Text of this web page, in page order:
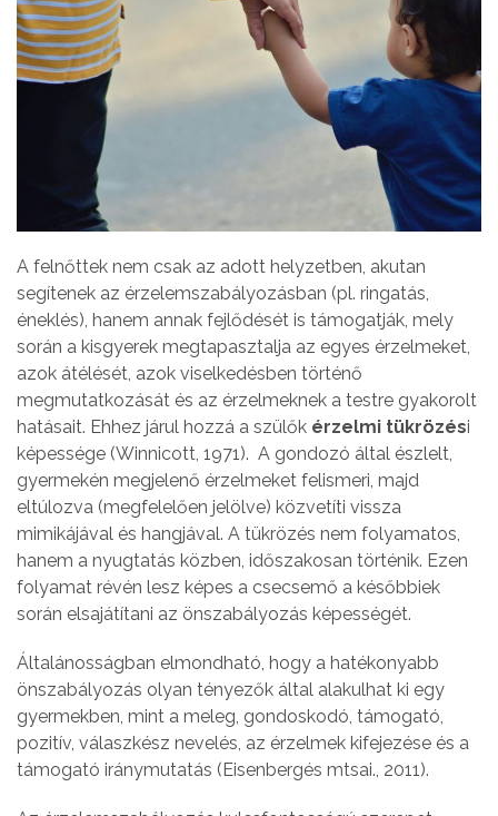
A felnőttek nem csak az adott helyzetben, akutan
segítenek az érzelemszabályozásban (pl. ringatás,
éneklés), hanem annak fejlődését is támogatják, mely
során a kisgyerek megtapasztalja az egyes érzelmeket,
azok átélését, azok viselkedésben történő
megmutatkozását és az érzelmeknek a testre gyakorolt
hatásait. Ehhez járul hozzá a szülők érzelmi tükrözési
képessége (Winnicott, 1971). A gondozó által észlelt,
gyermekén megjelenő érzelmeket felismeri, majd
eltúlozva (megfelelően jelölve) közvetíti vissza
mimikájával és hangjával. A tükrözés nem folyamatos,
hanem a nyugtatás közben, időszakosan történik. Ezen
folyamat révén lesz képes a csecsemő a későbbiek
során elsajátítani az önszabályozás képességét.
Általánosságban elmondható, hogy a hatékonyabb
önszabályozás olyan tényezők által alakulhat ki egy
gyermekben, mint a meleg, gondoskodó, támogató,
pozitív, válaszkész nevelés, az érzelmek kifejezése és a
támogató iránymutatás (Eisenbergés mtsai., 2011).